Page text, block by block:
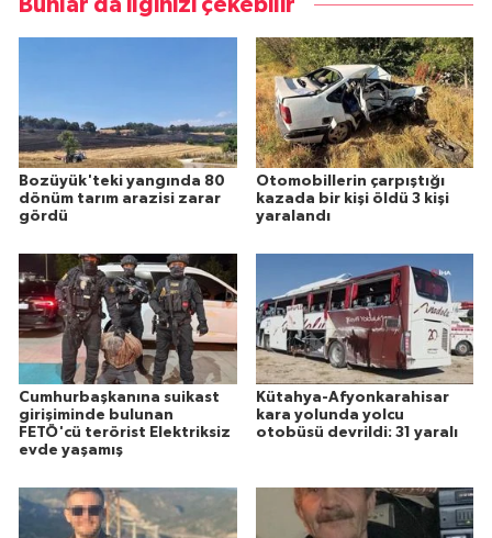
Bunlar da ilginizi çekebilir
Bozüyük'teki yangında 80
dönüm tarım arazisi zarar
gördü
Otomobillerin çarpıştığı
kazada bir kişi öldü 3 kişi
yaralandı
Cumhurbaşkanına suikast
girişiminde bulunan
FETÖ'cü terörist Elektriksiz
evde yaşamış
Kütahya-Afyonkarahisar
kara yolunda yolcu
otobüsü devrildi: 31 yaralı